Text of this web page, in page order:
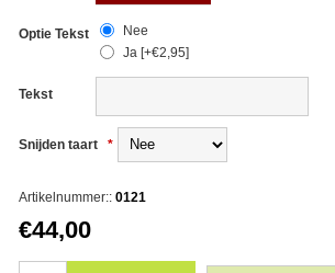
Optie Tekst
Nee
Ja [+€2,95]
Tekst
Snijden taart *
Artikelnummer:: 0121
€44,00